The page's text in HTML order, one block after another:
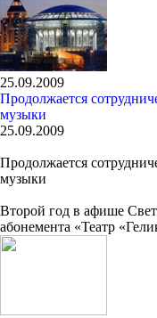
25.09.2009
Продолжается
музыки
25.09.2009
Продолжается
музыки
Второй год в афише
абонемента «Театр